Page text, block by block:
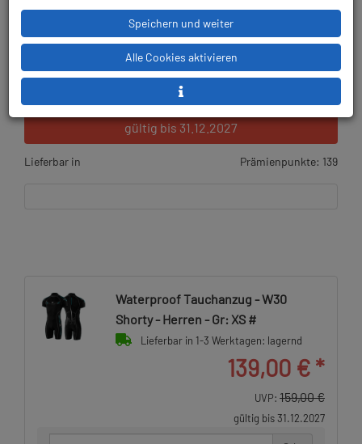
19,99 € (12.57 %) gespart!
UVP:159,00 €
gültig bis 31.12.2027
Lieferbar in Prämienpunkte: 139
Waterproof Tauchanzug - W30
Shorty - Herren - Gr: XS #
Lieferbar in 1-3 Werktagen: lagernd
139,00 € *
UVP: 159,00 €
gültig bis 31.12.2027
Speichern und weiter
Alle Cookies aktivieren